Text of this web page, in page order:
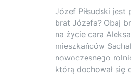
Józef Piłsudski jest
brat Józefa? Obaj
na życie cara
mieszkańców
nowoczesnego
którą dochował się